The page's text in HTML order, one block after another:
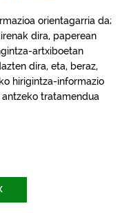
orientagarria da;
dira, paperean
artxiboetan
dira, eta, beraz,
hirigintza-informazio
tratamendua